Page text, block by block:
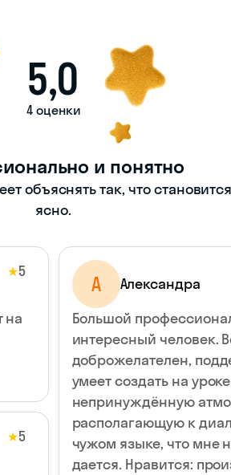
5,0
4 оценки
и понятно
объяснять так, что становится
ясно.
★5
на
★5
А Александра
Большой
интересный человек.
доброжелателен,
умеет создать на уроке
непринуждённую
располагающую к
чужом языке, что мне
дается. Нравится: